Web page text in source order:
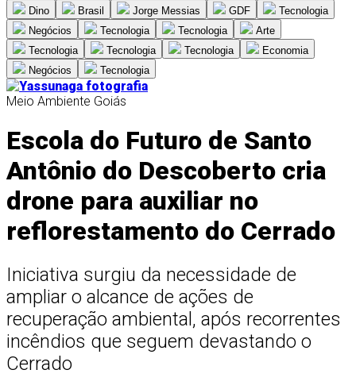
Dino Brasil Jorge Messias GDF
Tecnologia
Negócios
Tecnologia Tecnologia
Arte
Tecnologia
Tecnologia Tecnologia
Economia
Negócios
Tecnologia
Meio Ambiente Goiás
Escola do Futuro de Santo
Antônio do Descoberto cria
drone para auxiliar no
reflorestamento do Cerrado
Iniciativa surgiu da necessidade de
ampliar o alcance de ações de
recuperação ambiental, após recorrentes
incêndios que seguem devastando o
Cerrado